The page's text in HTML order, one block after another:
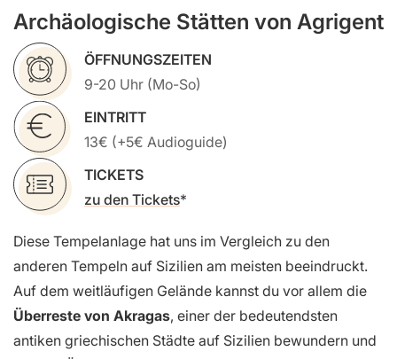
Archäologische Stätten von Agrigent
ÖFFNUNGSZEITEN
9-20 Uhr (Mo-So)
EINTRITT
13€ (+5€ Audioguide)
TICKETS
zu den Tickets
Diese Tempelanlage hat uns im Vergleich zu den
anderen Tempeln auf Sizilien am meisten beeindruckt.
Auf dem weitläufigen Gelände kannst du vor allem die
Überreste von Akragas, einer der bedeutendsten
antiken griechischen Städte auf Sizilien bewundern und